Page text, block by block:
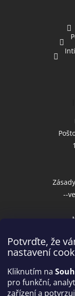
Potvrďte, že
nastavení
Kliknutím na
pro funkční,
zařízení a
--